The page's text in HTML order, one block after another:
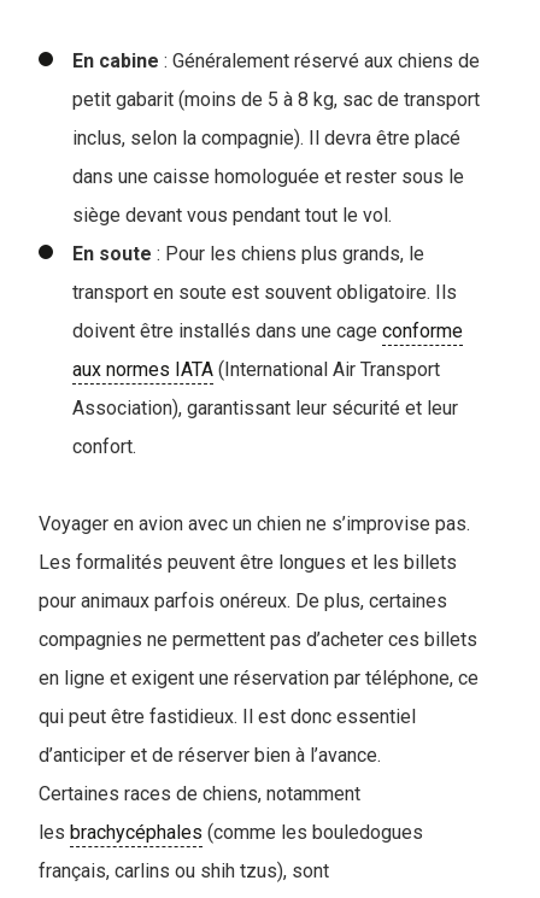
En cabine : Généralement réservé aux chiens de
petit gabarit (moins de 5 à 8 kg, sac de transport
inclus, selon la compagnie). Il devra être placé
dans une caisse homologuée et rester sous le
siège devant vous pendant tout le vol.
En soute : Pour les chiens plus grands, le
transport en soute est souvent obligatoire. Ils
doivent être installés dans une cage conforme
aux normes IATA (International Air Transport
Association), garantissant leur sécurité et leur
confort.
Voyager en avion avec un chien ne s’improvise pas.
Les formalités peuvent être longues et les billets
pour animaux parfois onéreux. De plus, certaines
compagnies ne permettent pas d’acheter ces billets
en ligne et exigent une réservation par téléphone, ce
qui peut être fastidieux. Il est donc essentiel
d’anticiper et de réserver bien à l’avance.
Certaines races de chiens, notamment
les brachycéphales (comme les bouledogues
français, carlins ou shih tzus), sont